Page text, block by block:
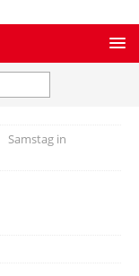
Samstag in